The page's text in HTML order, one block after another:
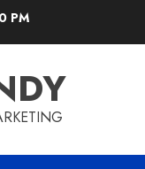
PM